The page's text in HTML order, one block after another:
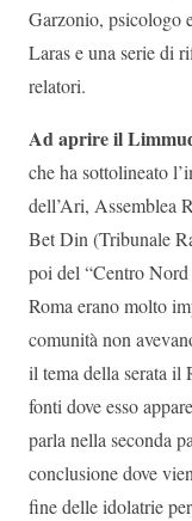
Garzonio, psicologo
Laras e una serie di
relatori.
Ad aprire il
che ha sottolineato
dell’Ari, Assemblea
Bet Din (Tribunale
poi del “Centro
Roma erano molto
comunità non
il tema della serata il
fonti dove esso
parla nella seconda
conclusione dove
fine delle idolatrie